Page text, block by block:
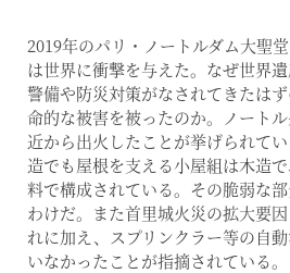
2019年のパリ・ノートルダム大聖
は世界に衝撃を与えた。なぜ世界
警備や防災対策がなされてきたは
命的な被害を被ったのか。ノート
近から出火したことが挙げられて
造でも屋根を支える小屋組は木造
料で構成されている。その脆弱な
わけだ。また首里城火災の拡大要
れに加え、スプリンクラー等の自
いなかったことが指摘されている。